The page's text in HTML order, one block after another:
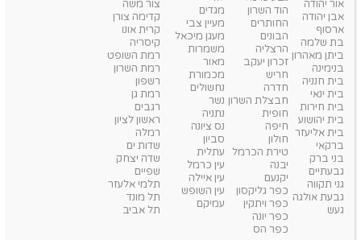
אור יהודה
אבן יהודה
ארסוף
בת שלמה
ביתן מאהרון
בנימינה
בית חנניה
בית ינאי
בית חירות
בית יהושוע
בית אליעזר
ברקאי
בני ברק
גבעתיים
גני תקווה
גבעת אולגה
געש
הוד השרון
החותרים
הבונים
הרצליה
זכרון יעקב
חריש
חדרה
חבצלת השרון
חופית
חיפה
חולון
טירת הכרמל
יבנה
יקנעם
כפר גליקסון
כפר ויתקין
כפר יונה
כפר הס
מגדים
מעיין צבי
מעגן מיכאל
משמרות
מאור
מכמורת
נחשולים
נשר
נתניה
נס ציונה
סביון
עתלית
עין כרמל
עין איילה
עין השופש
עמיקם
צור משה
קדימה צורן
קרית אונו
קיסריה
רמת השופט
רמת השרון
רשפון
רמת גן
רגבים
ראשון לציון
רמלה
שדות ים
שדה יצחק
שפיים
תלמי אלעזר
תל מונד
תל אביב